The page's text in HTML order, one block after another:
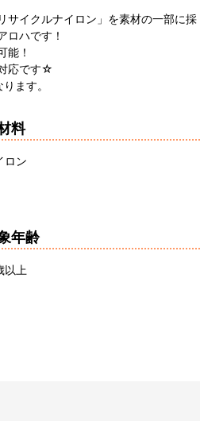
サイクルナイロン」を素材の一部に採
ロハです！
能！
応です☆
ます。
料
ロン
年齢
以上